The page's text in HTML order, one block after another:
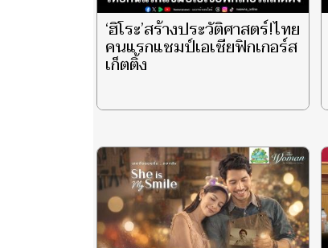
‘ฮิโระ’สร้างประวัติศาสตร์!ไทย
คนแรกแชมป์เอเชียฟิกเกอร์ส
เก็ตติ้ง